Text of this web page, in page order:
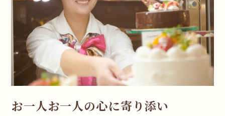
お一人お一人の心に寄り添い